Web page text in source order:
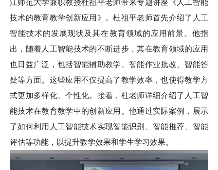
江师范大学兼职教授杜祖平老师带来专题讲座《人工智能
技术的教育教学创新应用》。杜祖平老师首先介绍了人工
智能技术的发展现状及其在教育领域的应用前景。他指
出，随着人工智能技术的不断进步，其在教育领域的应用
也日益广泛，包括智能辅助教学、智能作业批改、智能答
疑等方面。这些应用不仅提高了教学效率，也使得教学方
式更加多样化、个性化。接着，杜老师详细介绍了人工智
能技术在教育教学中的创新应用。他通过实际案例，展示
了如何利用人工智能技术实现智能识别、智能推荐、智能
评估等功能，以提升教学效果和学生学习效果。